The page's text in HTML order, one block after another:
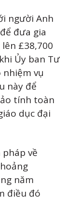
người Anh
đưa gia
£38,700
Ủy ban Tư
nhiệm vụ
này để
tính toàn
dục đại
về
năm
điều đó